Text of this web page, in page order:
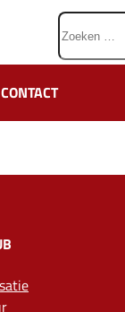
Zoeken
naar:
CONTACT